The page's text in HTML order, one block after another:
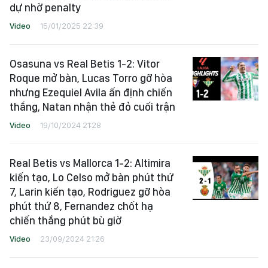
dự nhờ penalty
Video 15/01/2025 22:39
Osasuna vs Real Betis 1-2: Vitor
Roque mở bàn, Lucas Torro gỡ hòa
nhưng Ezequiel Avila ấn định chiến
thắng, Natan nhận thẻ đỏ cuối trận
Video 19/10/2024 21:28
Real Betis vs Mallorca 1-2: Altimira
kiến tạo, Lo Celso mở bàn phút thứ
7, Larin kiến tạo, Rodriguez gỡ hòa
phút thứ 8, Fernandez chốt hạ
chiến thắng phút bù giờ
Video 23/09/2024 21:26